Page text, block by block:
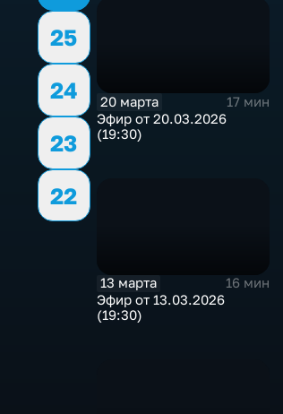
25
24
23
22
20 марта
17 мин
Эфир от 20.03.2026
(19:30)
13 марта
16 мин
Эфир от 13.03.2026
(19:30)